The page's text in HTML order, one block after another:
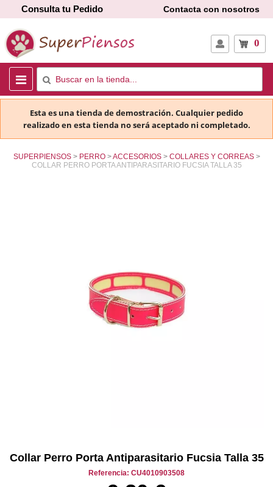
Consulta tu Pedido Contacta con nosotros
0
Esta es una tienda de demostración. Cualquier pedido
realizado en esta tienda no será aceptado ni completado.
SUPERPIENSOS PERRO ACCESORIOS
COLLARES Y CORREAS
COLLAR PERRO PORTA ANTIPARASITARIO FUCSIA TALLA 35
Collar Perro Porta Antiparasitario Fucsia Talla 35
Referencia: CU4010903508